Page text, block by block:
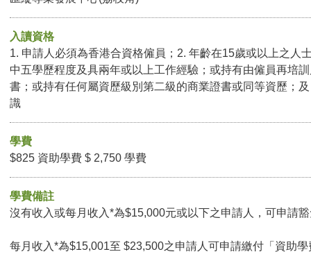
入讀資格
1. 申請人必須為香港合資格僱員；2. 年齡在15歲或以上之人
中五學歷程度及具兩年或以上工作經驗；或持有由僱員再培
書；或持有任何屬資歷級別第二級的商業證書或同等資歷；
識
學費
$825 資助學費 $ 2,750 學費
學費備註
沒有收入或每月收入*為$15,000元或以下之申請人，可申請
每月收入*為$15,001至 $23,500之申請人可申請繳付「資助學